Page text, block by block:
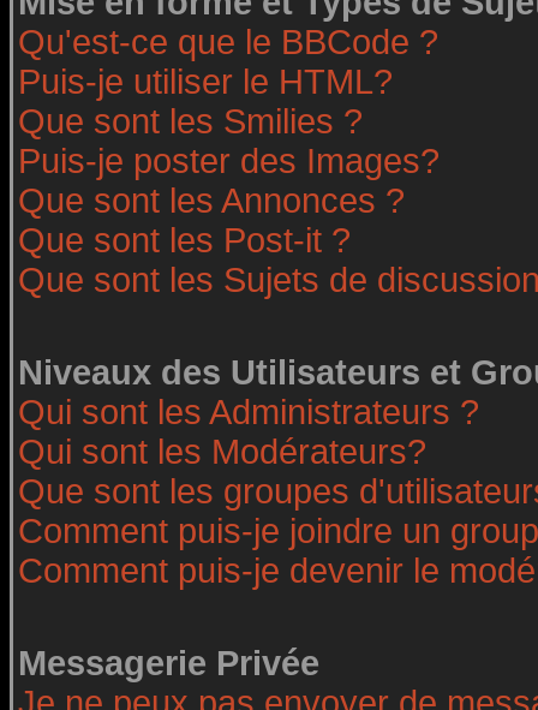
Qu'est-ce que le BBCode ?
Puis-je utiliser le HTML?
Que sont les Smilies ?
Puis-je poster des Images?
Que sont les Annonces ?
Que sont les Post-it ?
Que sont les Sujets de
Niveaux des Utilisateurs et
Qui sont les Administrateurs ?
Qui sont les Modérateurs?
Que sont les groupes
Comment puis-je joindre un
Comment puis-je devenir le
Messagerie Privée